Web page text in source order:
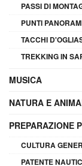
PASSI DI
PUNTI
TACCHI
TREKKING IN
MUSICA
NATURA E
PREPARAZIONE
CULTURA
PATENTE